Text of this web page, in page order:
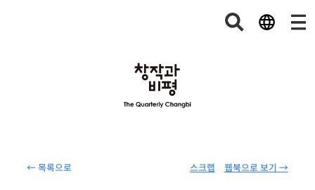
← 목록으로 웹북으로 보기 →
스크랩